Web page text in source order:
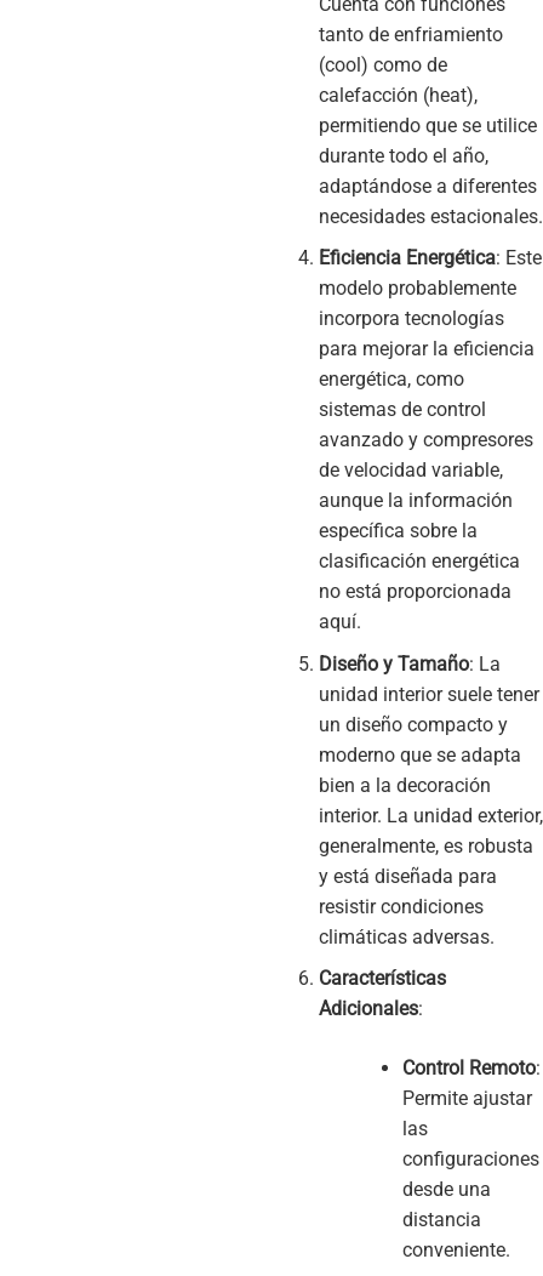
tanto de enfriamiento
(cool) como de
calefacción (heat),
permitiendo que se utilice
durante todo el año,
adaptándose a diferentes
necesidades estacionales.
Eficiencia Energética: Este
modelo probablemente
incorpora tecnologías
para mejorar la eficiencia
energética, como
sistemas de control
avanzado y compresores
de velocidad variable,
aunque la información
específica sobre la
clasificación energética
no está proporcionada
aquí.
Diseño y Tamaño: La
unidad interior suele tener
un diseño compacto y
moderno que se adapta
bien a la decoración
interior. La unidad exterior,
generalmente, es robusta
y está diseñada para
resistir condiciones
climáticas adversas.
Características
Adicionales:
Control Remoto:
Permite ajustar
las
configuraciones
desde una
distancia
conveniente.